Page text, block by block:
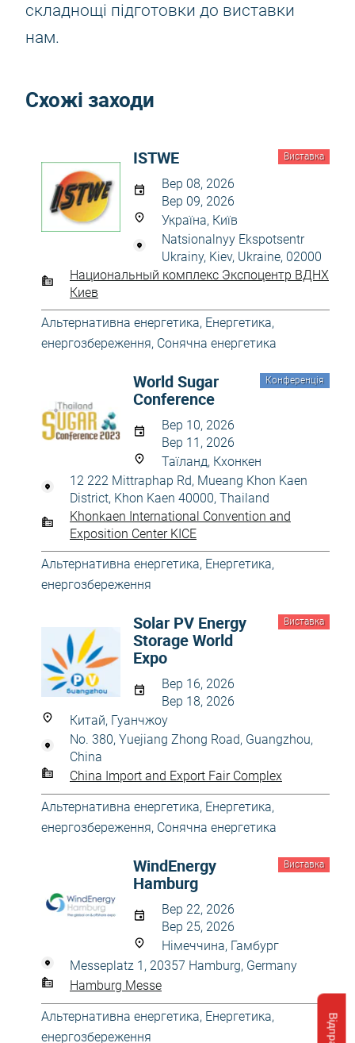
складнощі підготовки до виставки
нам.
Схожі заходи
Виставка
ISTWE
Вер 08, 2026
Вер 09, 2026
Україна, Київ
Natsionalnyy Ekspotsentr
Ukrainy, Kiev, Ukraine, 02000
Национальный комплекс Экспоцентр ВДНХ
Киев
Альтернативна енергетика, Енергетика,
енергозбереження, Сонячна енергетика
Конференція
World Sugar
Conference
Вер 10, 2026
Вер 11, 2026
Таїланд, Кхонкен
12 222 Mittraphap Rd, Mueang Khon Kaen
District, Khon Kaen 40000, Thailand
Khonkaen International Convention and
Exposition Center KICE
Альтернативна енергетика, Енергетика,
енергозбереження
Виставка
Solar PV Energy
Storage World
Expo
Вер 16, 2026
Вер 18, 2026
Китай, Гуанчжоу
No. 380, Yuejiang Zhong Road, Guangzhou,
China
China Import and Export Fair Complex
Альтернативна енергетика, Енергетика,
енергозбереження, Сонячна енергетика
Виставка
WindEnergy
Hamburg
Вер 22, 2026
Вер 25, 2026
Німеччина, Гамбург
Messeplatz 1, 20357 Hamburg, Germany
Hamburg Messe
Альтернативна енергетика, Енергетика,
енергозбереження